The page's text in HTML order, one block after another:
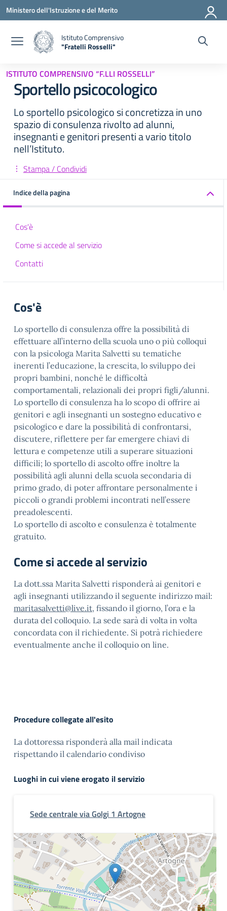
Vai ai contenuti
Vai al menu di navigazione
Vai al footer
Ministero dell'Istruzione e del Merito
Istituto Comprensivo
"Fratelli Rosselli"
ISTITUTO COMPRENSIVO “F.LLI ROSSELLI”
Sportello psicocologico
Lo sportello psicologico si concretizza in uno
spazio di consulenza rivolto ad alunni,
insegnanti e genitori presenti a vario titolo
nell’Istituto.
Stampa / Condividi
Indice della pagina
Cos'è
Come si accede al servizio
Contatti
Cos'è
Lo sportello di consulenza offre la possibilità di
effettuare all’interno della scuola uno o più colloqui
con la psicologa Marita Salvetti su tematiche
inerenti l’educazione, la crescita, lo sviluppo dei
propri bambini, nonché le difficoltà
comportamentali, relazionali dei propri figli/alunni.
Lo sportello di consulenza ha lo scopo di offrire ai
genitori e agli insegnanti un sostegno educativo e
psicologico e dare la possibilità di confrontarsi,
discutere, riflettere per far emergere chiavi di
lettura e competenze utili a superare situazioni
difficili; lo sportello di ascolto offre inoltre la
possibilità agli alunni della scuola secondaria di
primo grado, di poter affrontare personalmente i
piccoli o grandi problemi incontrati nell’essere
preadolescenti.
Lo sportello di ascolto e consulenza è totalmente
gratuito.
Come si accede al servizio
La dott.ssa Marita Salvetti risponderà ai genitori e
agli insegnanti utilizzando il seguente indirizzo mail:
maritasalvetti@live.it, fissando il giorno, l’ora e la
durata del colloquio. La sede sarà di volta in volta
concordata con il richiedente. Si potrà richiedere
eventualmente anche il colloquio on line.
Procedure collegate all'esito
La dottoressa risponderà alla mail indicata
rispettando il calendario condiviso
Luoghi in cui viene erogato il servizio
Sede centrale via Golgi 1 Artogne